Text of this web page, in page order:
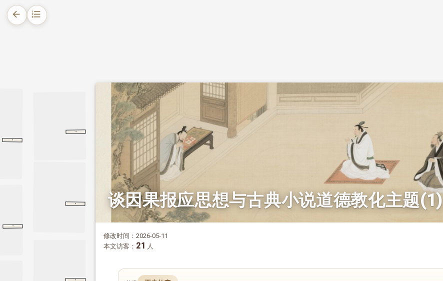
arrow_back format_list_numbered
段说秦汉开场词
廿一史弹词
·第三段说秦汉开场词
·
大学
·
孟子
朱子语类
· 谈因果报应思想与古典小说道德教化主题(1)
修改时间：2026-05-11
本文访客： 21 人